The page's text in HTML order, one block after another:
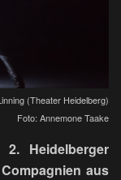
(Theater Heidelberg)
Foto: Annemone Taake
Heidelberger
aus